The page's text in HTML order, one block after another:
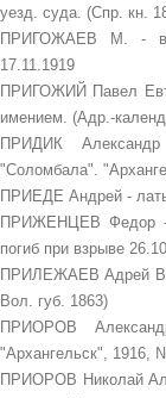
уезд. суда. (Спр. кн.
ПРИГОЖАЕВ М. -
17.11.1919
ПРИГОЖИЙ Павел
имением. (Адр.-
ПРИДИК
"Соломбала".
ПРИЕДЕ Андрей -
ПРИЖЕНЦЕВ Федор -
погиб при взрыве
ПРИЛЕЖАЕВ Адрей
Вол. губ. 1863)
ПРИОРОВ
"Архангельск", 1916,
ПРИОРОВ Николай